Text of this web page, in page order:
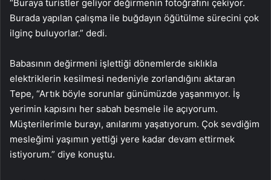
“Buraya turistler geliyor değirmenin fotoğrafını çekiyor.
Burada yapılan çalışma ile buğdayın öğütülme sürecini çok
ilginç buluyorlar.” dedi.
Babasının değirmeni işlettiği dönemlerde sıklıkla
elektriklerin kesilmesi nedeniyle zorlandığını aktaran
Tepe, “Artık böyle sorunlar günümüzde yaşanmıyor. İş
yerimin kapısını her sabah besmele ile açıyorum.
Müşterilerimle burayı, anılarımı yaşatıyorum. Çok sevdiğim
mesleğimi yaşımın yettiği yere kadar devam ettirmek
istiyorum.” diye konuştu.